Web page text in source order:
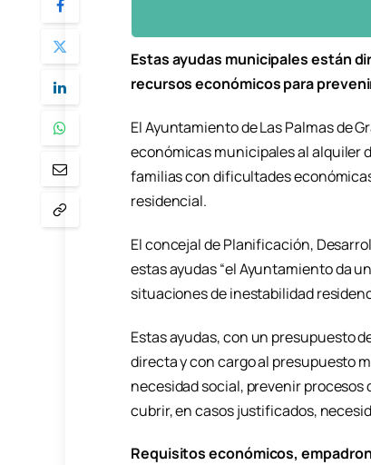
Estas ayudas municipales están
recursos económicos para
El Ayuntamiento de Las Palmas de
económicas municipales al alquiler
familias con dificultades
residencial.
El concejal de Planificación,
estas ayudas “el Ayuntamiento da
situaciones de inestabilidad
Estas ayudas, con un presupuesto
directa y con cargo al presupuesto
necesidad social, prevenir procesos
cubrir, en casos justificados,
Requisitos económicos,